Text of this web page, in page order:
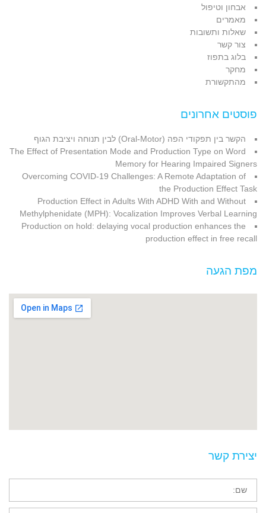
אבחון וטיפול
מאמרים
שאלות ותשובות
צור קשר
בלוג בתפוז
מחקר
מהתקשורת
פוסטים אחרונים
הקשר בין תפקודי הפה (Oral-Motor) לבין תנוחה ויציבת הגוף
The Effect of Presentation Mode and Production Type on Word
Memory for Hearing Impaired Signers
Overcoming COVID-19 Challenges: A Remote Adaptation of
the Production Effect Task
Production Effect in Adults With ADHD With and Without
Methylphenidate (MPH): Vocalization Improves Verbal Learning
Production on hold: delaying vocal production enhances the
production effect in free recall
מפת הגעה
יצירת קשר
שם